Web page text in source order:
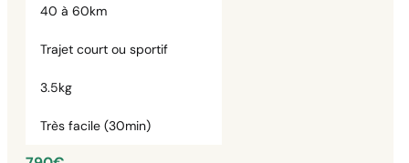
40 à 60km
Trajet court ou sportif
3.5kg
Très facile (30min)